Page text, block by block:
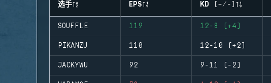
选手 EPS KD (+/-)
SOUFFLE 119 12-8 (+4)
PIKANZU 110 12-10 (+2)
JACKYWU 92 9-11 (-2)